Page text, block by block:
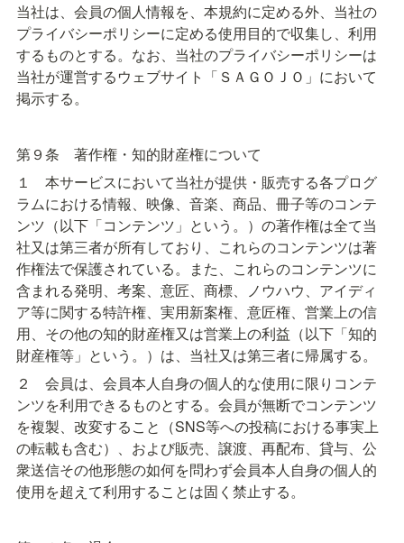
当社は、会員の個人情報を、本規約に定める外、当社の
プライバシーポリシーに定める使用目的で収集し、利用
するものとする。なお、当社のプライバシーポリシーは
当社が運営するウェブサイト「ＳＡＧＯＪＯ」において
掲示する。
第９条　著作権・知的財産権について
１　本サービスにおいて当社が提供・販売する各プログ
ラムにおける情報、映像、音楽、商品、冊子等のコンテ
ンツ（以下「コンテンツ」という。）の著作権は全て当
社又は第三者が所有しており、これらのコンテンツは著
作権法で保護されている。また、これらのコンテンツに
含まれる発明、考案、意匠、商標、ノウハウ、アイディ
ア等に関する特許権、実用新案権、意匠権、営業上の信
用、その他の知的財産権又は営業上の利益（以下「知的
財産権等」という。）は、当社又は第三者に帰属する。
２　会員は、会員本人自身の個人的な使用に限りコンテ
ンツを利用できるものとする。会員が無断でコンテンツ
を複製、改変すること（SNS等への投稿における事実上
の転載も含む）、および販売、譲渡、再配布、貸与、公
衆送信その他形態の如何を問わず会員本人自身の個人的
使用を超えて利用することは固く禁止する。